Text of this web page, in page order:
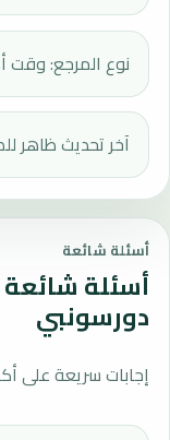
نوع المرجع: وقت
آخر تحديث ظاهر للصفحة: ٦ أغسطس
أسئلة شائعة
أسئلة
دورسونبي
إجابات سريعة على